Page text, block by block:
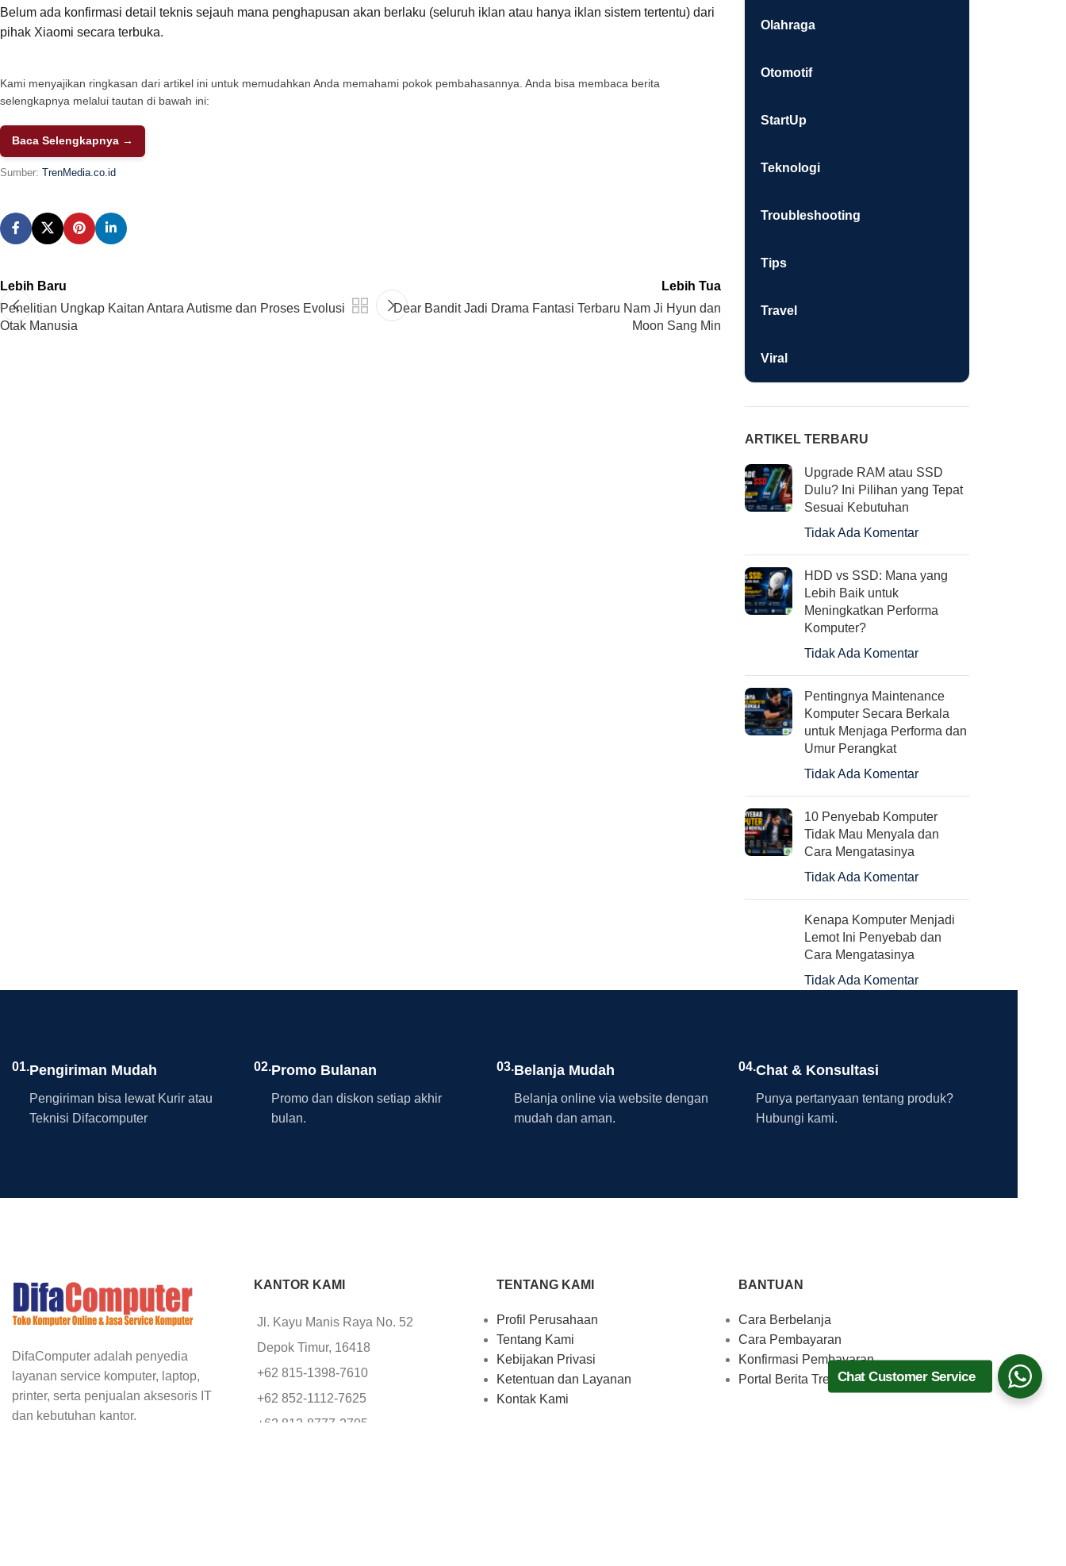
Belum ada konfirmasi detail teknis sejauh mana penghapusan akan berlaku (seluruh iklan atau hanya iklan sistem tertentu) dari
pihak Xiaomi secara terbuka.
Kami menyajikan ringkasan dari artikel ini untuk memudahkan Anda memahami pokok pembahasannya. Anda bisa membaca berita
selengkapnya melalui tautan di bawah ini:
Baca Selengkapnya →
Sumber: TrenMedia.co.id
Lebih Baru
Penelitian Ungkap Kaitan Antara Autisme dan Proses Evolusi
Otak Manusia
Lebih Tua
Dear Bandit Jadi Drama Fantasi Terbaru Nam Ji Hyun dan
Moon Sang Min
Olahraga
Otomotif
StartUp
Teknologi
Troubleshooting
Tips
Travel
Viral
ARTIKEL TERBARU
Upgrade RAM atau SSD
Dulu? Ini Pilihan yang Tepat
Sesuai Kebutuhan
Tidak Ada Komentar
HDD vs SSD: Mana yang
Lebih Baik untuk
Meningkatkan Performa
Komputer?
Tidak Ada Komentar
Pentingnya Maintenance
Komputer Secara Berkala
untuk Menjaga Performa dan
Umur Perangkat
Tidak Ada Komentar
10 Penyebab Komputer
Tidak Mau Menyala dan
Cara Mengatasinya
Tidak Ada Komentar
Kenapa Komputer Menjadi
Lemot Ini Penyebab dan
Cara Mengatasinya
Tidak Ada Komentar
01.Pengiriman Mudah
Pengiriman bisa lewat Kurir atau
Teknisi Difacomputer
02.Promo Bulanan
Promo dan diskon setiap akhir
bulan.
03.Belanja Mudah
Belanja online via website dengan
mudah dan aman.
04.Chat & Konsultasi
Punya pertanyaan tentang produk?
Hubungi kami.
DifaComputer adalah penyedia
layanan service komputer, laptop,
printer, serta penjualan aksesoris IT
dan kebutuhan kantor.
KANTOR KAMI
Jl. Kayu Manis Raya No. 52
Depok Timur, 16418
+62 815-1398-7610
+62 852-1112-7625
+62 812-8777-2705
TENTANG KAMI
Profil Perusahaan
Tentang Kami
Kebijakan Privasi
Ketentuan dan Layanan
Kontak Kami
BANTUAN
Cara Berbelanja
Cara Pembayaran
Konfirmasi Pembayaran
Portal Berita TrenMediaChat Customer Service